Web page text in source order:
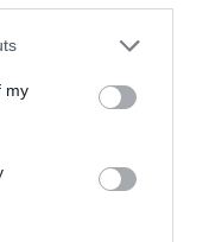
my
Άλσος